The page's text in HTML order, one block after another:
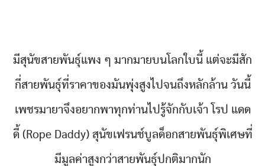
มีสุนัขสายพันธุ์แพง ๆ มากมายบนโลกใบนี้ แต่จะมีสัก
กี่สายพันธุ์ที่ราคาของมันพุ่งสูงไปจนถึงหลักล้าน วันนี้
เพชรมายาจึงอยากพาทุกท่านไปรู้จักกับเจ้า โรป แดด
ดี้ (Rope Daddy) สุนัขเฟรนช์บูลด็อกสายพันธุ์พิเศษที่
มีมูลค่าสูงกว่าสายพันธุ์ปกติมากนัก